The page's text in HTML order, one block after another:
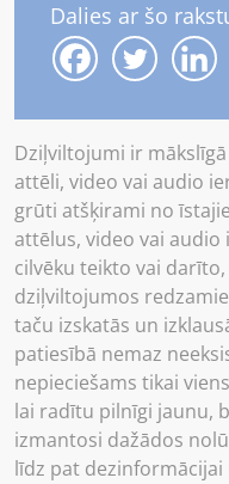
Dalies ar šo
Dziļviltojumi ir
attēli, video vai audio
grūti atšķirami no
attēlus, video vai
cilvēku teikto vai
dziļviltojumos
taču izskatās un
patiesībā nemaz
nepieciešams tikai
lai radītu pilnīgi jaunu,
izmantosi dažādos
līdz pat